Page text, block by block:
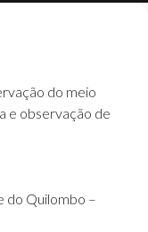
do meio
e observação de
do Quilombo –